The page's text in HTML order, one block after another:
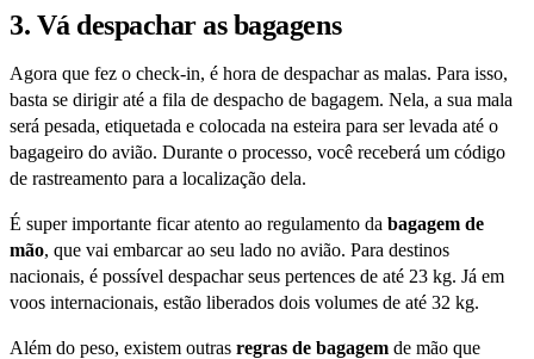
3. Vá despachar as bagagens
Agora que fez o check-in, é hora de despachar as malas. Para isso,
basta se dirigir até a fila de despacho de bagagem. Nela, a sua mala
será pesada, etiquetada e colocada na esteira para ser levada até o
bagageiro do avião. Durante o processo, você receberá um código
de rastreamento para a localização dela.
É super importante ficar atento ao regulamento da bagagem de
mão, que vai embarcar ao seu lado no avião. Para destinos
nacionais, é possível despachar seus pertences de até 23 kg. Já em
voos internacionais, estão liberados dois volumes de até 32 kg.
Além do peso, existem outras regras de bagagem de mão que